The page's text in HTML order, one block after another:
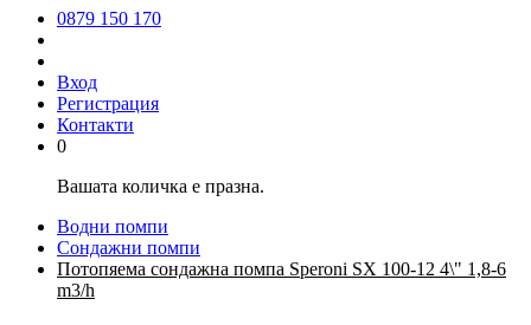
0879 150 170
Вход
Регистрация
Контакти
0
Вашата количка е празна.
Водни помпи
Сондажни помпи
Потопяема сондажна помпа Speroni SX 100-12 4\" 1,8-6
m3/h